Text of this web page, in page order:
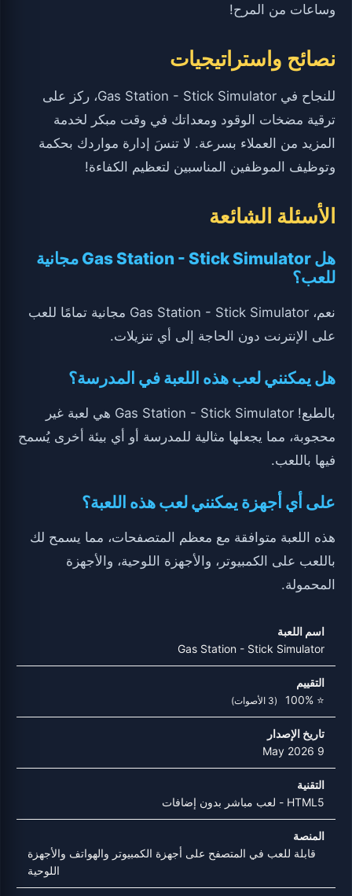
وساعات من المرح!
نصائح واستراتيجيات
للنجاح في Gas Station - Stick Simulator، ركز على
ترقية مضخات الوقود ومعداتك في وقت مبكر لخدمة
المزيد من العملاء بسرعة. لا تنسَ إدارة مواردك بحكمة
وتوظيف الموظفين المناسبين لتعظيم الكفاءة!
الأسئلة الشائعة
هل Gas Station - Stick Simulator مجانية
للعب؟
نعم، Gas Station - Stick Simulator مجانية تمامًا للعب
على الإنترنت دون الحاجة إلى أي تنزيلات.
هل يمكنني لعب هذه اللعبة في المدرسة؟
بالطبع! Gas Station - Stick Simulator هي لعبة غير
محجوبة، مما يجعلها مثالية للمدرسة أو أي بيئة أخرى يُسمح
فيها باللعب.
على أي أجهزة يمكنني لعب هذه اللعبة؟
هذه اللعبة متوافقة مع معظم المتصفحات، مما يسمح لك
باللعب على الكمبيوتر، والأجهزة اللوحية، والأجهزة
المحمولة.
اسم اللعبة
Gas Station - Stick Simulator
التقييم
⭐ 100%
(3 الأصوات)
تاريخ الإصدار
9 May 2026
التقنية
HTML5 - لعب مباشر بدون إضافات
المنصة
قابلة للعب في المتصفح على أجهزة الكمبيوتر والهواتف والأجهزة
اللوحية